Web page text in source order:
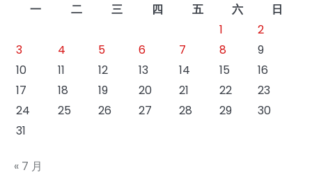
一
二 三 四 五 六
日
1
2
3
4 5 6 7 8
9
10
11 12 13 14 15
16
17
18 19 20 21 22
23
24
25 26 27 28 29
30
31
« 7 月